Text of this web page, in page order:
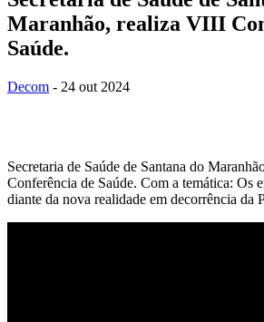
Maranhão, realiza VIII
Saúde.
Decom - 24 out 2024
Secretaria de Saúde de Santana do
Conferência de Saúde. Com a temática: Os
diante da nova realidade em decorrência da